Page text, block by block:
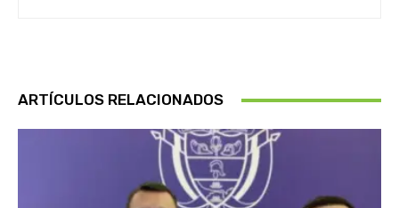
ARTÍCULOS RELACIONADOS